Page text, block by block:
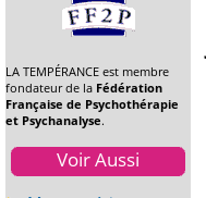
LA TEMPÉRANCE est membre
fondateur de la Fédération
Française de Psychothérapie
et Psychanalyse.
Voir Aussi